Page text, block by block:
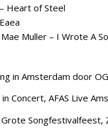
Heart of Steel
Mae Muller – I Wrote A
in Amsterdam door
Concert, AFAS Live
Songfestivalfeest,